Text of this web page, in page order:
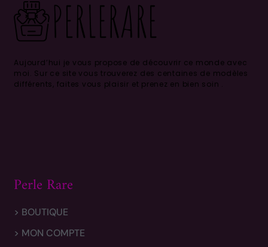
Aujourd’hui je vous propose de découvrir ce monde avec
moi. Sur ce site vous trouverez des centaines de modèles
différents, faites vous plaisir et prenez en bien soin .
Perle Rare
> BOUTIQUE
> MON COMPTE